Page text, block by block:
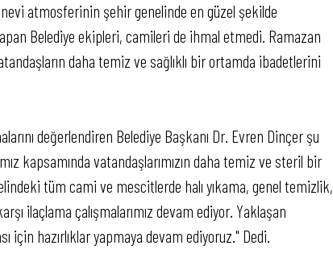
atmosferinin şehir genelinde en güzel şekilde
Belediye ekipleri, camileri de ihmal etmedi. Ramazan
daha temiz ve sağlıklı bir ortamda ibadetlerini
değerlendiren Belediye Başkanı Dr. Evren Dinçer şu
kapsamında vatandaşlarımızın daha temiz ve steril bir
tüm cami ve mescitlerde halı yıkama, genel temizlik,
ilaçlama çalışmalarımız devam ediyor. Yaklaşan
için hazırlıklar yapmaya devam ediyoruz." Dedi.